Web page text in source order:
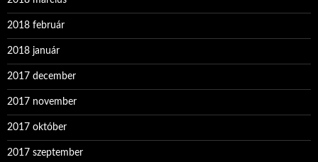
2018 február
2018 január
2017 december
2017 november
2017 október
2017 szeptember